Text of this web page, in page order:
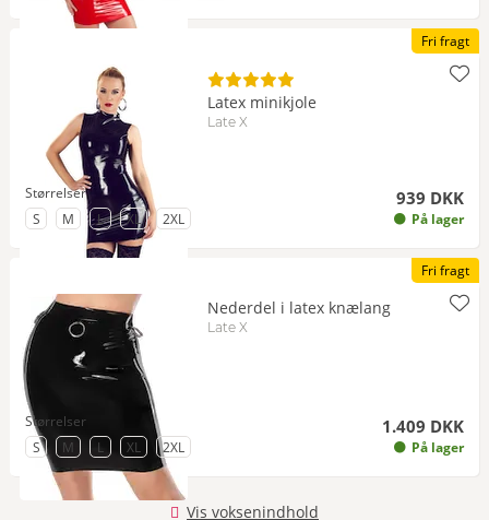
Fri fragt
Latex minikjole
Late X
939 DKK
På lager
Størrelser
til Størrelse
S til Størrelse
M til Størrelse
L til Størrelse
XL til Størrelse
2XL
Fri fragt
Nederdel i latex knælang
Late X
1.409 DKK
På lager
Størrelser
til Størrelse
S til Størrelse
M til Størrelse
L til Størrelse
XL til Størrelse
2XL
Vis voksenindhold